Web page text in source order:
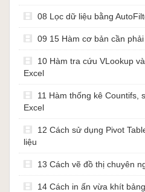
08 Lọc dữ liệu bằng
09 15 Hàm cơ bản cần
10 Hàm tra cứu VLookup
Excel
11 Hàm thống kê Countifs,
Excel
12 Cách sử dụng Pivot
liệu
13 Cách vẽ đồ thị chuyên
14 Cách in ấn vừa khít